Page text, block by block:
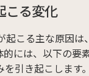
こる変化
起こる主な原因は
には、以下の要
引き起こします。